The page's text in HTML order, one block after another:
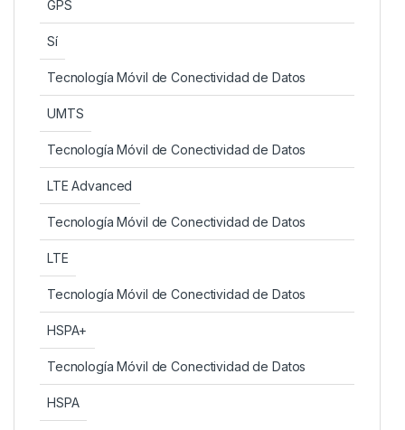
GPS
Sí
Tecnología Móvil de Conectividad de Datos
UMTS
Tecnología Móvil de Conectividad de Datos
LTE Advanced
Tecnología Móvil de Conectividad de Datos
LTE
Tecnología Móvil de Conectividad de Datos
HSPA+
Tecnología Móvil de Conectividad de Datos
HSPA